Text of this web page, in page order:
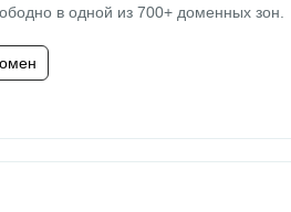
в одной из 700+ доменных зон.